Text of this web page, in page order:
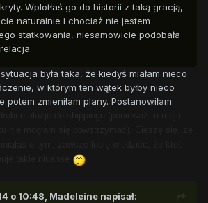
Wplotłaś go do historii z taką gracją,
naturalnie i chociaż nie jestem
statkowania, niesamowicie podobała
była taka, że kiedyś miałam nieco
w którym ten wątek byłby nieco
zmieniłam plany. Postanowiłam
o 10:48, Madeleine napisał: